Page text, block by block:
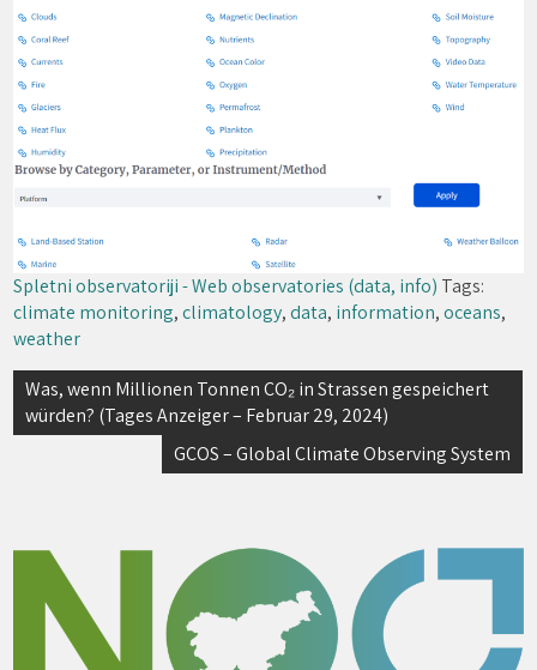
Spletni observatoriji - Web observatories (data, info) Tags:
climate monitoring,climatology,data, information,oceans,
weather
Navigacija
prispevka
Was, wenn Millionen Tonnen CO₂ in Strassen gespeichert
würden? (Tages Anzeiger – Februar 29, 2024)
GCOS – Global Climate Observing System